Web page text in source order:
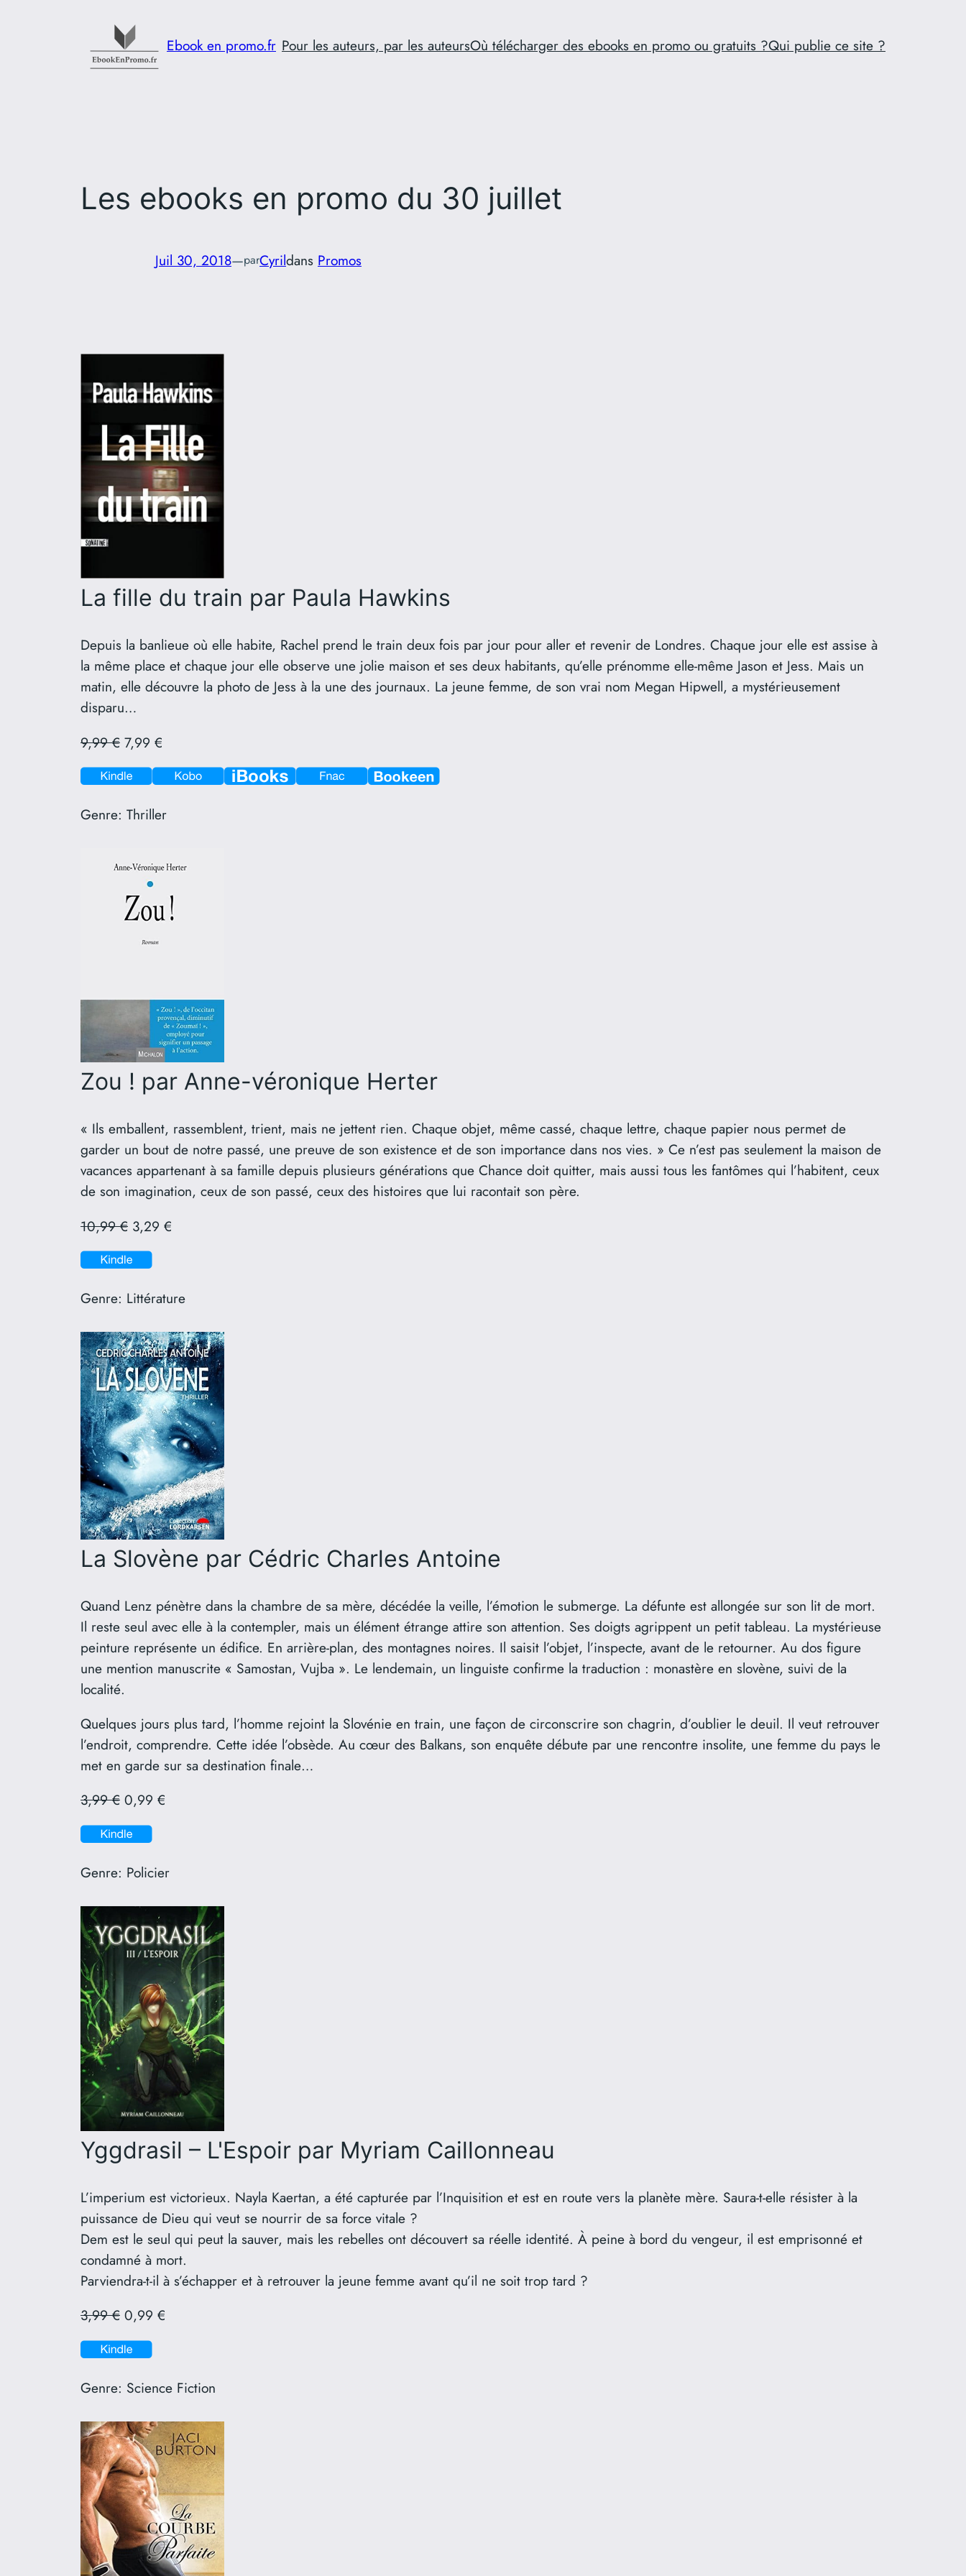
Ebook en promo.fr Pour les auteurs, par les auteursOù télécharger des ebooks en promo ou gratuits ?Qui publie ce site ?
Les ebooks en promo du 30 juillet
Juil 30, 2018—parCyrildans Promos
La fille du train par Paula Hawkins
Depuis la banlieue où elle habite, Rachel prend le train deux fois par jour pour aller et revenir de Londres. Chaque jour elle est assise à
la même place et chaque jour elle observe une jolie maison et ses deux habitants, qu’elle prénomme elle-même Jason et Jess. Mais un
matin, elle découvre la photo de Jess à la une des journaux. La jeune femme, de son vrai nom Megan Hipwell, a mystérieusement
disparu…
9,99 € 7,99 €
Genre: Thriller
Zou ! par Anne-véronique Herter
« Ils emballent, rassemblent, trient, mais ne jettent rien. Chaque objet, même cassé, chaque lettre, chaque papier nous permet de
garder un bout de notre passé, une preuve de son existence et de son importance dans nos vies. » Ce n’est pas seulement la maison de
vacances appartenant à sa famille depuis plusieurs générations que Chance doit quitter, mais aussi tous les fantômes qui l’habitent, ceux
de son imagination, ceux de son passé, ceux des histoires que lui racontait son père.
10,99 € 3,29 €
Genre: Littérature
La Slovène par Cédric Charles Antoine
Quand Lenz pénètre dans la chambre de sa mère, décédée la veille, l’émotion le submerge. La défunte est allongée sur son lit de mort.
Il reste seul avec elle à la contempler, mais un élément étrange attire son attention. Ses doigts agrippent un petit tableau. La mystérieuse
peinture représente un édifice. En arrière-plan, des montagnes noires. Il saisit l’objet, l’inspecte, avant de le retourner. Au dos figure
une mention manuscrite « Samostan, Vujba ». Le lendemain, un linguiste confirme la traduction : monastère en slovène, suivi de la
localité.
Quelques jours plus tard, l’homme rejoint la Slovénie en train, une façon de circonscrire son chagrin, d’oublier le deuil. Il veut retrouver
l’endroit, comprendre. Cette idée l’obsède. Au cœur des Balkans, son enquête débute par une rencontre insolite, une femme du pays le
met en garde sur sa destination finale…
3,99 € 0,99 €
Genre: Policier
Yggdrasil – L'Espoir par Myriam Caillonneau
L’imperium est victorieux. Nayla Kaertan, a été capturée par l’Inquisition et est en route vers la planète mère. Saura-t-elle résister à la
puissance de Dieu qui veut se nourrir de sa force vitale ?
Dem est le seul qui peut la sauver, mais les rebelles ont découvert sa réelle identité. À peine à bord du vengeur, il est emprisonné et
condamné à mort.
Parviendra-t-il à s’échapper et à retrouver la jeune femme avant qu’il ne soit trop tard ?
3,99 € 0,99 €
Genre: Science Fiction